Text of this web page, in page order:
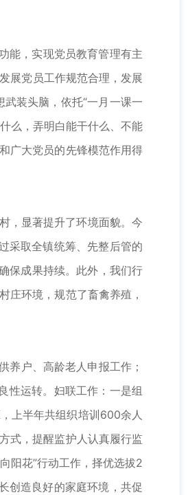
能，实现党员教育管理有主
展党员工作规范合理，发展
装头脑，依托“一月一课一
么，弄明白能干什么、不能
广大党员的先锋模范作用得
，显著提升了环境面貌。今
采取全镇统筹、先整后管的
保成果持续。此外，我们行
庄环境，规范了畜禽养殖，
户、高龄老人申报工作；
性运转。妇联工作：一是组
上半年共组织培训600余人
式，提醒监护人认真履行监
阳花”行动工作，择优选拔2
创造良好的家庭环境，共促